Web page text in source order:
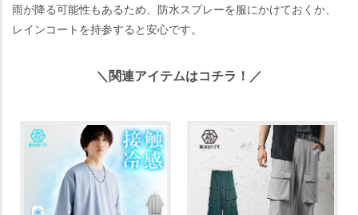
雨が降る可能性もあるため、防水スプレーを服にかけておくか、
レインコートを持参すると安心です。
＼関連アイテムはコチラ！／